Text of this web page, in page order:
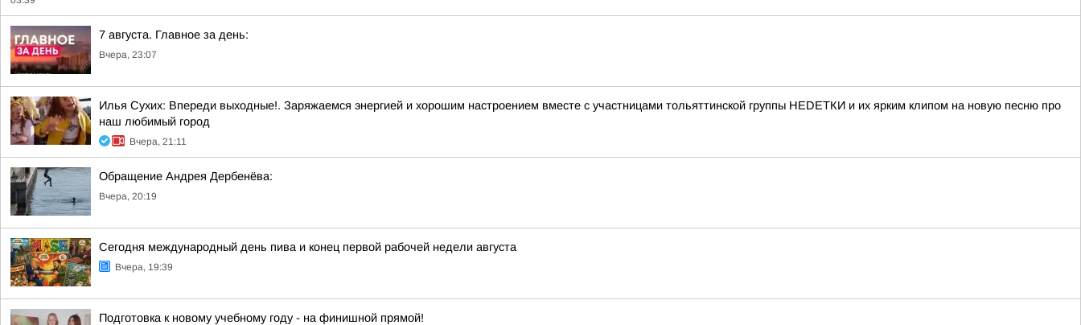
7 августа. Главное за день:
Вчера, 23:07
Илья Сухих: Впереди выходные!. Заряжаемся энергией и хорошим настроением вместе с участницами тольяттинской группы НЕDЕТКИ и их ярким клипом на новую песню про
наш любимый город
Вчера, 21:11
Обращение Андрея Дербенёва:
Вчера, 20:19
Сегодня международный день пива и конец первой рабочей недели августа
Вчера, 19:39
Подготовка к новому учебному году - на финишной прямой!